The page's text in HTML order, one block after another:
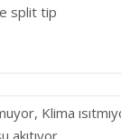
split tip
Klima